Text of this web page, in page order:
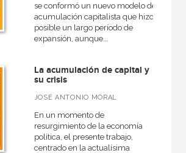
se conformó un nuevo modelo de
acumulación capitalista que hizo
posible un largo período de
expansión, aunque...
La acumulación de capital y
su crisis
JOSÉ ANTONIO MORAL
En un momento de
resurgimiento de la economía
política, el presente trabajo,
centrado en la actualísima